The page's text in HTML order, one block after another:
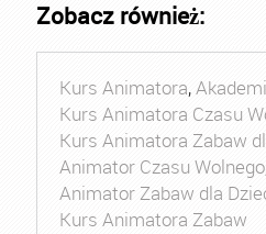
Zobacz również:
Kurs Animatora,
Kurs Animatora Czasu
Kurs Animatora Zabaw
Animator Czasu Wolnego
Animator Zabaw dla
Kurs Animatora Zabaw